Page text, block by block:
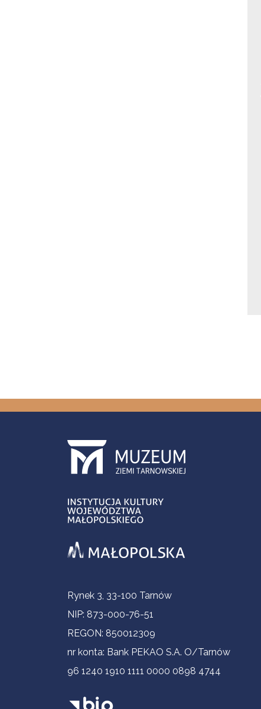
Informacje kontaktowe
Rynek 3, 33-100 Tarnów
NIP: 873-000-76-51
REGON: 850012309
nr konta: Bank PEKAO S.A. O/Tarnów
96 1240 1910 1111 0000 0898 4744